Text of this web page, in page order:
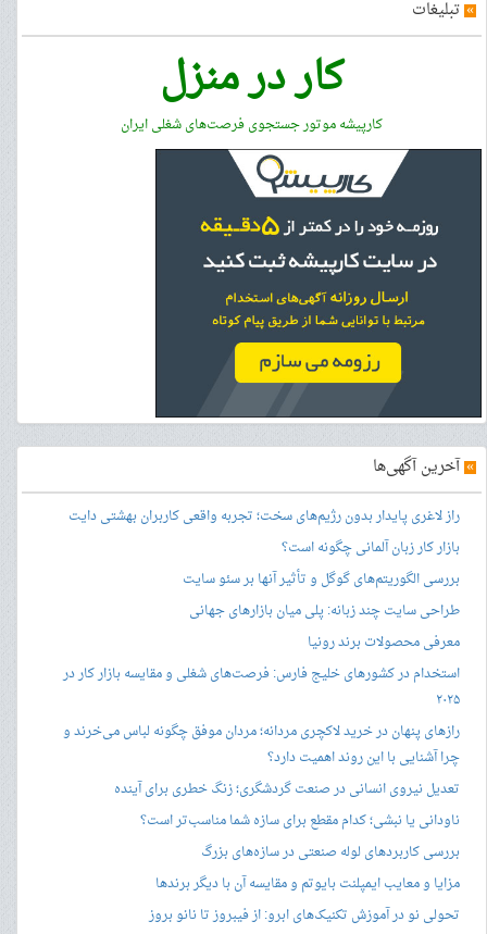
» تبلیغات
کار در منزل
کارپیشه موتور جستجوی فرصت‌های شغلی ایران
»آخرین آگهی‌ها
راز لاغری پایدار بدون رژیم‌های سخت؛ تجربه واقعی کاربران بهشتی دایت
بازار کار زبان آلمانی چگونه است؟
بررسی الگوریتم‌های گوگل و تأثیر آنها بر سئو سایت
طراحی سایت چند زبانه: پلی میان بازارهای جهانی
معرفی محصولات برند رونیا
استخدام در کشورهای خلیج فارس: فرصت‌های شغلی و مقایسه بازار کار در
۲۰۲۵
رازهای پنهان در خرید لاکچری مردانه؛ مردان موفق چگونه لباس می‌خرند و
چرا آشنایی با این روند اهمیت دارد؟
تعدیل نیروی انسانی در صنعت گردشگری؛ زنگ خطری برای آینده
ناودانی یا نبشی؛ کدام مقطع برای سازه شما مناسب‌تر است؟
بررسی کاربردهای لوله صنعتی در سازه‌های بزرگ
مزایا و معایب ایمپلنت بایوتم و مقایسه آن با دیگر برندها
تحولی نو در آموزش تکنیک‌های ابرو: از فیبروز تا نانو بروز